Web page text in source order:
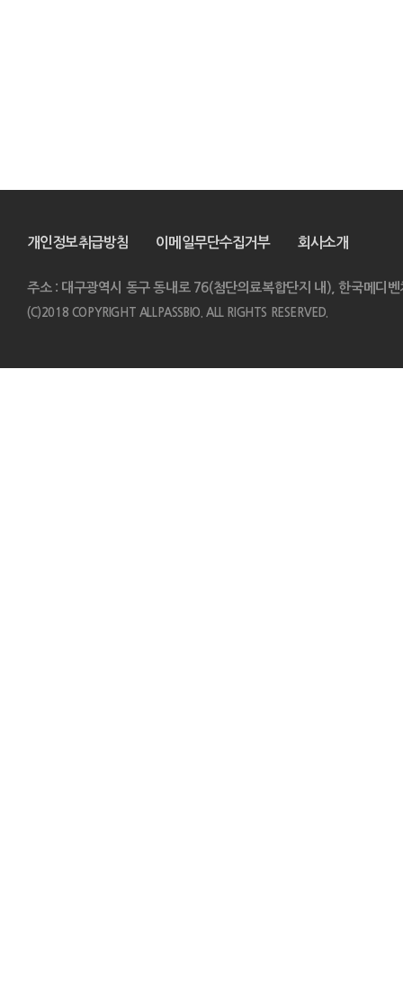
개인정보취급방침 이메일무단수집거부 회사소개
주소 : 대구광역시 동구 동내로 76(첨단의료복합단지 내), 한국메디
(C)2018 COPYRIGHT ALLPASSBIO. ALL RIGHTS RESERVED.